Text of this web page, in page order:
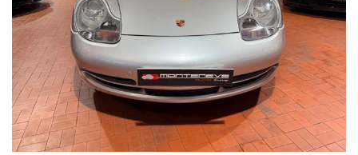
PER MAGGIORI FOTO VISITA: www.Montenevegroup.it
We speak english-Wir sprechen deutsch-Beszelunk magyarul-
Hablamos espanol
Seguici su Facebook diventa fan: